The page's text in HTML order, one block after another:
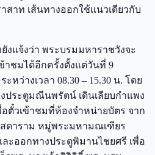
าท เส้นทางออกใช้แนวเดียวกับ
งแจ้งว่า พระบรมมหาราชวังจะ
าชมได้อีกครั้งตั้งแต่วันที่ 9
หว่างเวลา 08.30 – 15.30 น. โดย
ประตูมณีนพรัตน์ เดินเลียบกำแพง
ตั๋วเข้าชมที่ห้องจำหน่ายบัตร จาก
ดาราม หมู่พระมหามณเฑียร
ะออกทางประตูพิมานไชยศรี เพื่อ